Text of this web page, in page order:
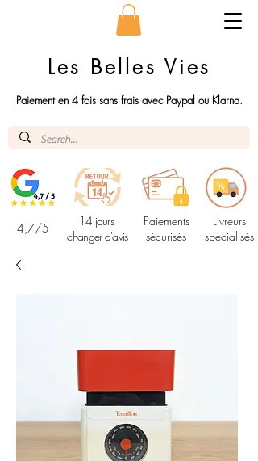
Les Belles Vies
Paiement en 4 fois sans frais avec Paypal ou Klarna.
4,7/5
14 jours
changer d'avis
Paiements
sécurisés
Livreurs
spécialisés